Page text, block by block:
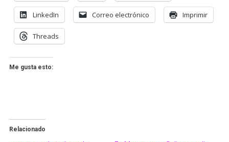
LinkedIn Correo electrónico Imprimir
Threads
Me gusta esto:
Relacionado